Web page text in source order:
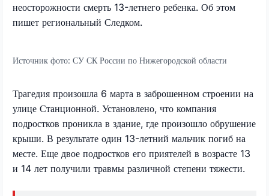
неосторожности смерть 13-летнего ребенка. Об этом
пишет региональный Следком.
Источник фото: СУ СК России по Нижегородской области
Трагедия произошла 6 марта в заброшенном строении на
улице Станционной. Установлено, что компания
подростков проникла в здание, где произошло обрушение
крыши. В результате один 13-летний мальчик погиб на
месте. Еще двое подростков его приятелей в возрасте 13
и 14 лет получили травмы различной степени тяжести.